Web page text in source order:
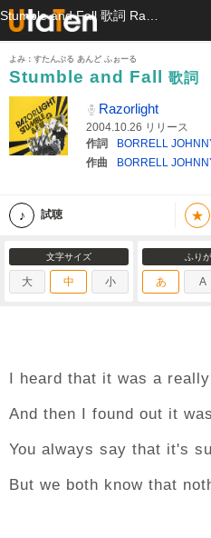
よみ：すたんぶる あんど ふぉーる
Stumble and Fall
歌詞
Razorlight
2004.10.26 リリース
作詞
BORRELL
作曲
BORRELL
試聴 ★
文字サイズ
大 中 小
ふり
あ A
I heard that it was a
And then I found out it
You always say that it's
But we both know that